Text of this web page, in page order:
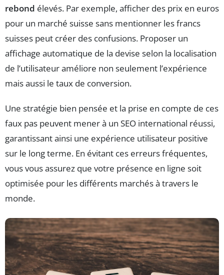
rebond élevés. Par exemple, afficher des prix en euros
pour un marché suisse sans mentionner les francs
suisses peut créer des confusions. Proposer un
affichage automatique de la devise selon la localisation
de l’utilisateur améliore non seulement l’expérience
mais aussi le taux de conversion.
Une stratégie bien pensée et la prise en compte de ces
faux pas peuvent mener à un SEO international réussi,
garantissant ainsi une expérience utilisateur positive
sur le long terme. En évitant ces erreurs fréquentes,
vous vous assurez que votre présence en ligne soit
optimisée pour les différents marchés à travers le
monde.